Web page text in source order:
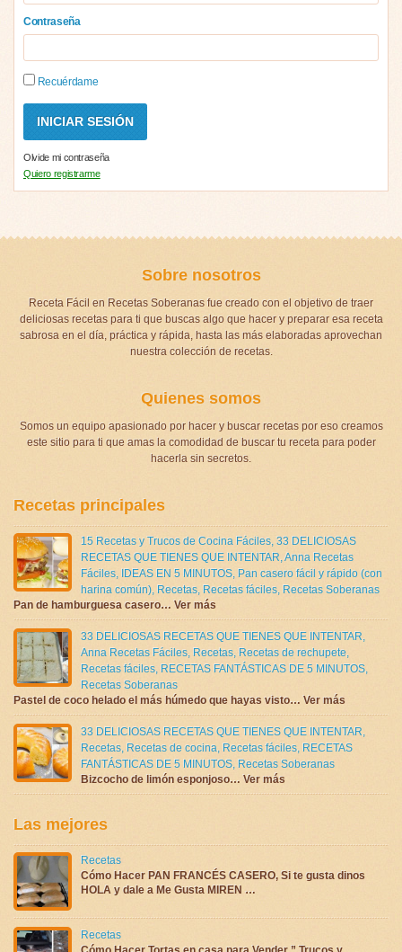
Contraseña
Recuérdame
Olvide mi contraseña
Quiero registrarme
Sobre nosotros
Receta Fácil en Recetas Soberanas fue creado con el objetivo de traer
deliciosas recetas para ti que buscas algo que hacer y preparar esa receta
sabrosa en el día, práctica y rápida, hasta las más elaboradas aprovechan
nuestra colección de recetas.
Quienes somos
Somos un equipo apasionado por hacer y buscar recetas por eso creamos
este sitio para ti que amas la comodidad de buscar tu receta para poder
hacerla sin secretos.
Recetas principales
15 Recetas y Trucos de Cocina Fáciles, 33 DELICIOSAS
RECETAS QUE TIENES QUE INTENTAR,Anna Recetas
Fáciles, IDEAS EN 5 MINUTOS, Pan casero fácil y rápido (con
harina común), Recetas, Recetas fáciles, Recetas Soberanas
Pan de hamburguesa casero… Ver más
33 DELICIOSAS RECETAS QUE TIENES QUE INTENTAR,
Anna Recetas Fáciles, Recetas, Recetas de rechupete,
Recetas fáciles, RECETAS FANTÁSTICAS DE 5 MINUTOS,
Recetas Soberanas
Pastel de coco helado el más húmedo que hayas visto… Ver más
33 DELICIOSAS RECETAS QUE TIENES QUE INTENTAR,
Recetas, Recetas de cocina, Recetas fáciles, RECETAS
FANTÁSTICAS DE 5 MINUTOS, Recetas Soberanas
Bizcocho de limón esponjoso… Ver más
Las mejores
Recetas
Cómo Hacer PAN FRANCÉS CASERO, Si te gusta dinos
HOLA y dale a Me Gusta MIREN …
Recetas